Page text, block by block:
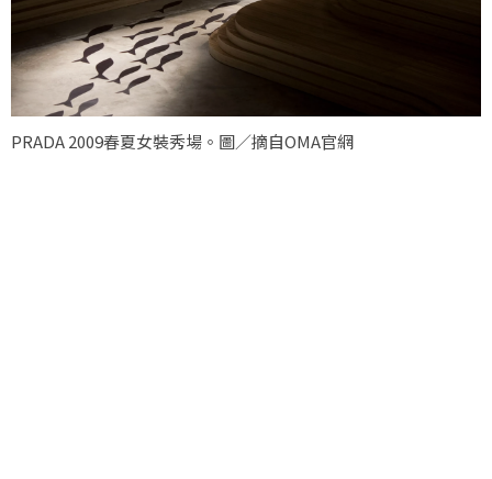
PRADA 2009春夏女裝秀場。圖／摘自OMA官網